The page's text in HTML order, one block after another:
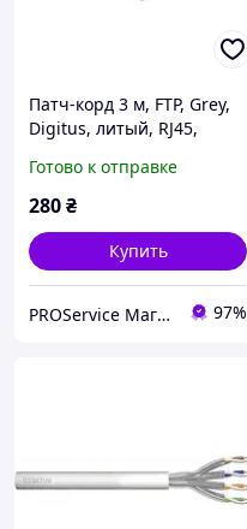
Патч-корд 3 м, FTP, Grey,
Digitus, литый, RJ45,
Готово к отправке
280₴
Купить
PROService Магазин-Сервисный центр 97%